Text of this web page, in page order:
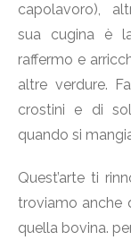
capolavoro),
sua cugina è
raffermo e
altre verdure.
crostini e di
quando si
Quest’arte ti
troviamo anche
quella bovina.